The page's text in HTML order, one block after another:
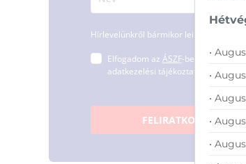
Hírlevelünkről bármikor leiratkozhatsz.
Elfogadom az ÁSZF-ben található
adatkezelési tájékoztatót.
FELIRATKOZOM
•
•
•
•
•